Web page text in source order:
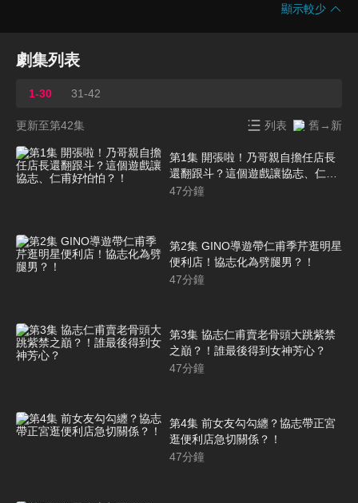
顯示較少
劇集列表
1-30 31-42
更新至第42集 列表 舊→新
第1集 開張啦！乃哥親自擔任店長
還翻跟斗？這個遊戲讓協志、仁甫
好怕怕？！
47分鐘
第2集 GINO導遊帶仁甫季芹逛明星
便利店！協志化為劈腿男？！
47分鐘
第3集 協志仁甫賣老骨頭大跳紫禁
之巔？！誰最後得到女神芳心？
47分鐘
第4集 前女友勾勾纏？協志帶正宮
逛便利店急切關係？！
47分鐘